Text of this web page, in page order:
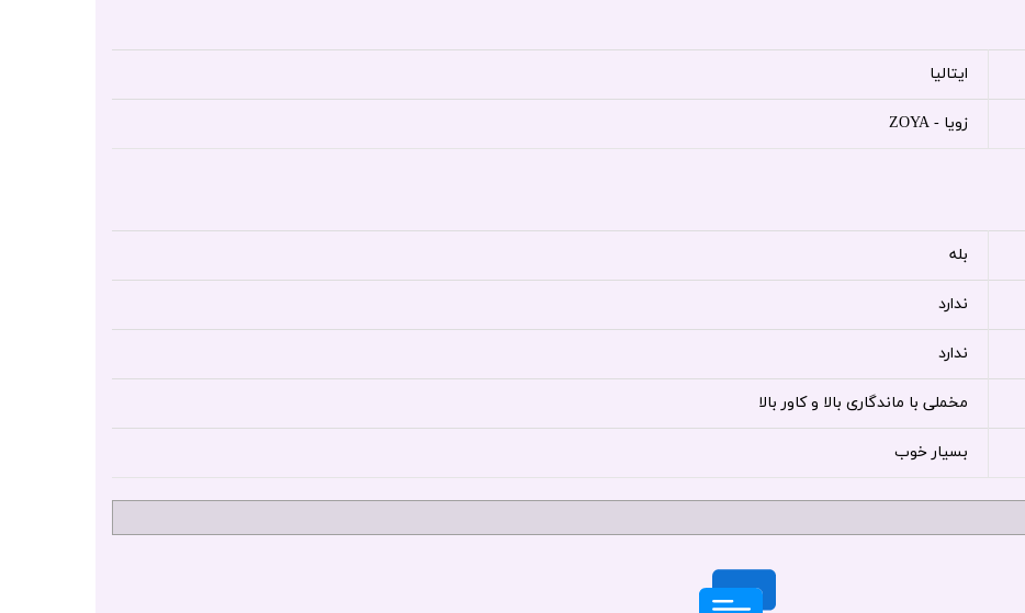
ایتالیا
زویا - ZOYA
بله
ندارد
ندارد
مخملی با ماندگاری بالا و کاور بالا
بسیار خوب